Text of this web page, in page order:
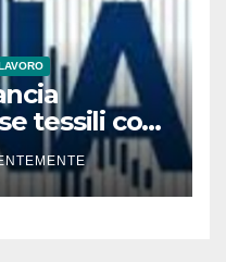
tessili con